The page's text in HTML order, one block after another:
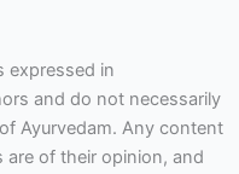
expressed in
and do not necessarily
Ayurvedam. Any content
of their opinion, and